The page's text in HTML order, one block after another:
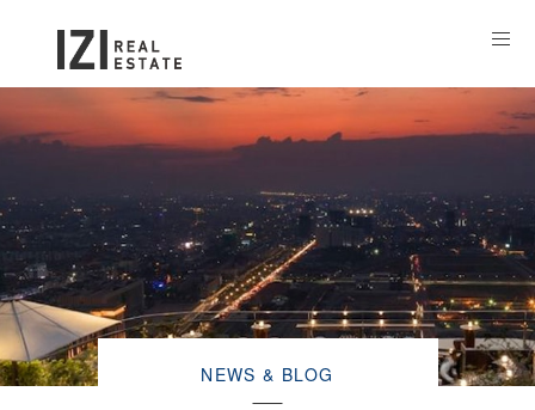
NEWS & BLOG